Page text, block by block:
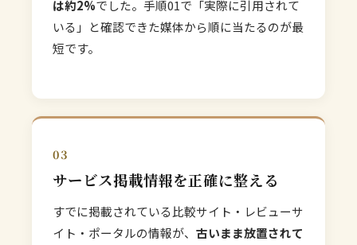
は約2%でした。手順01で「実際に引用されて
いる」と確認できた媒体から順に当たるのが最
短です。
03
サービス掲載情報を正確に整える
すでに掲載されている比較サイト・レビューサ
イト・ポータルの情報が、 古いまま放置されて